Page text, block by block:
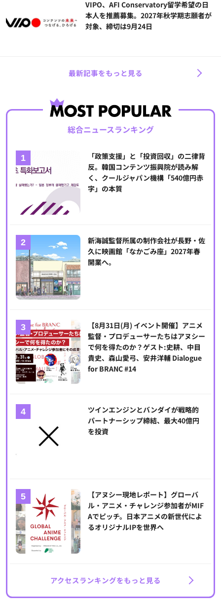
VIPO、AFI Conservatory留学希望の日
本人を推薦募集。2027年秋学期志願者が
対象、締切は9月24日
最新記事をもっと見る
総合ニュースランキング
「政策支援」と「投資回収」の二律背
反。韓国コンテンツ振興院が読み解
く、クールジャパン機構「540億円赤
字」の本質
新海誠監督所属の制作会社が長野・佐
久に映画館「なかごみ座」2027年春
開業へ。
【8月31日(月) イベント開催】アニメ
監督・プロデューサーたちはアヌシー
で何を得たのか？ゲスト:史耕、中目
貴史、森山愛弓、安井洋輔 Dialogue
for BRANC #14
ツインエンジンとバンダイが戦略的
パートナーシップ締結、最大40億円
を投資
【アヌシー現地レポート】グローバ
ル・アニメ・チャレンジ参加者がMIF
Aでピッチ。日本アニメの新世代によ
るオリジナルIPを世界へ
アクセスランキングをもっと見る